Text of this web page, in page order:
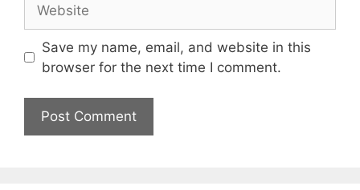
Save my name, email, and website in this
browser for the next time I comment.